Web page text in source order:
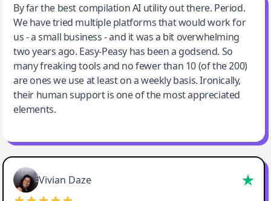
Jeff Wilson
By far the best compilation AI utility
By far the best compilation AI utility out there. Period.
We have tried multiple platforms that would work for
us - a small business - and it was a bit overwhelming
two years ago. Easy-Peasy has been a godsend. So
many freaking tools and no fewer than 10 (of the 200)
are ones we use at least on a weekly basis. Ironically,
their human support is one of the most appreciated
elements.
Vivian Daze